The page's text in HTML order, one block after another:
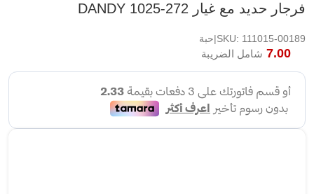
فرجار حديد مع غيار DANDY 1025-272
SKU: 111015-00189|حبة
7.00 شامل الضريبة